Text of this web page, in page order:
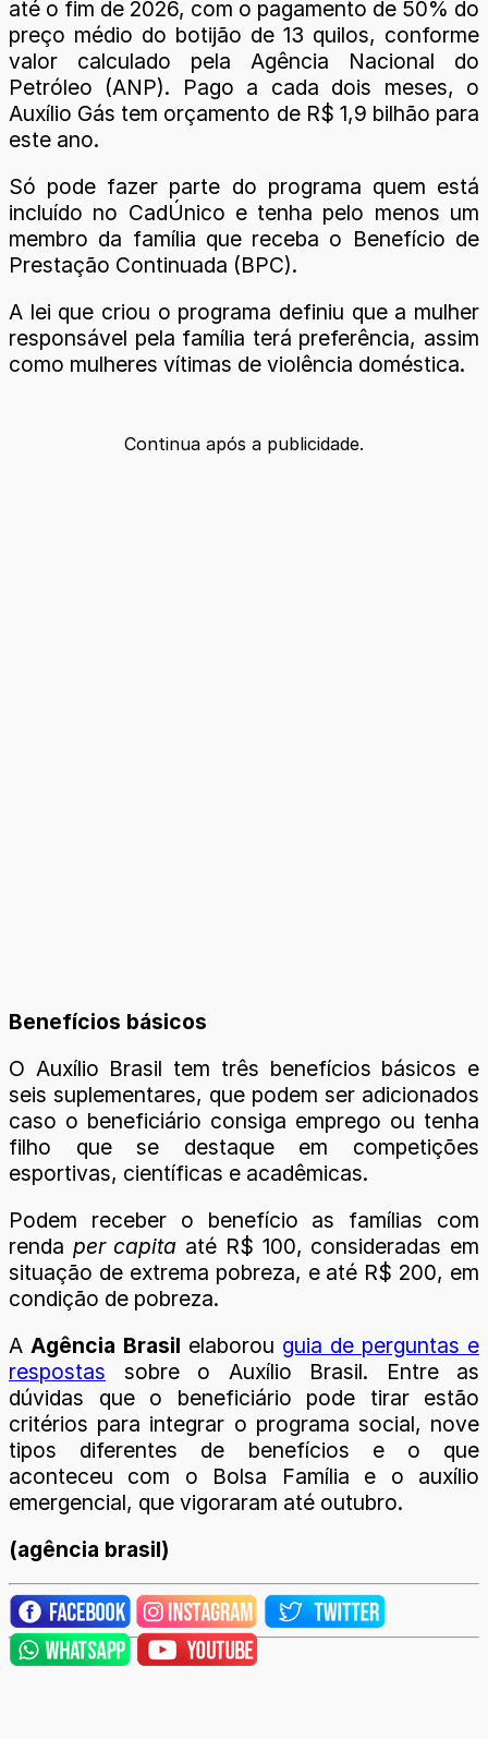
até o fim de 2026, com o pagamento de 50% do
preço médio do botijão de 13 quilos, conforme
valor calculado pela Agência Nacional do
Petróleo (ANP). Pago a cada dois meses, o
Auxílio Gás tem orçamento de R$ 1,9 bilhão para
este ano.
Só pode fazer parte do programa quem está
incluído no CadÚnico e tenha pelo menos um
membro da família que receba o Benefício de
Prestação Continuada (BPC).
A lei que criou o programa definiu que a mulher
responsável pela família terá preferência, assim
como mulheres vítimas de violência doméstica.
Continua após a publicidade.
Benefícios básicos
O Auxílio Brasil tem três benefícios básicos e
seis suplementares, que podem ser adicionados
caso o beneficiário consiga emprego ou tenha
filho que se destaque em competições
esportivas, científicas e acadêmicas.
Podem receber o benefício as famílias com
renda per capita até R$ 100, consideradas em
situação de extrema pobreza, e até R$ 200, em
condição de pobreza.
A Agência Brasil elaborou guia de perguntas e
respostas sobre o Auxílio Brasil. Entre as
dúvidas que o beneficiário pode tirar estão
critérios para integrar o programa social, nove
tipos diferentes de benefícios e o que
aconteceu com o Bolsa Família e o auxílio
emergencial, que vigoraram até outubro.
(agência brasil)